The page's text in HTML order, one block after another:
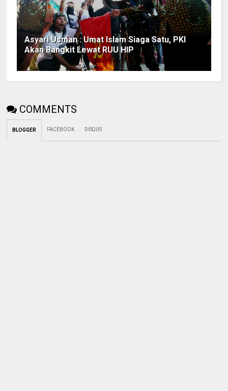
Asyari Usman : Umat Islam Siaga Satu, PKI
Akan Bangkit Lewat RUU HIP
COMMENTS
BLOGGER FACEBOOK DISQUS